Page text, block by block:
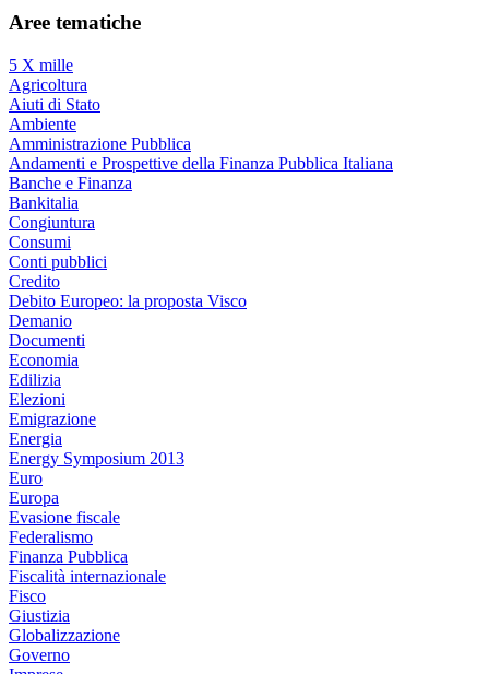
Aree tematiche
5 X mille
Agricoltura
Aiuti di Stato
Ambiente
Amministrazione Pubblica
Andamenti e Prospettive della Finanza Pubblica Italiana
Banche e Finanza
Bankitalia
Congiuntura
Consumi
Conti pubblici
Credito
Debito Europeo: la proposta Visco
Demanio
Documenti
Economia
Edilizia
Elezioni
Emigrazione
Energia
Energy Symposium 2013
Euro
Europa
Evasione fiscale
Federalismo
Finanza Pubblica
Fiscalità internazionale
Fisco
Giustizia
Globalizzazione
Governo